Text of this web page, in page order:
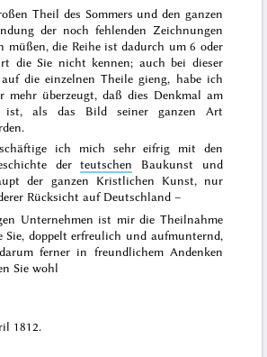
Theil des Sommers und den ganzen
der noch fehlenden Zeichnungen
müßen, die Reihe ist dadurch um 6 oder
die Sie nicht kennen; auch bei dieser
die einzelnen Theile gieng, habe ich
mehr überzeugt, daß dies Denkmal am
ist, als das Bild seiner ganzen Art
ich mich sehr eifrig mit den
derteutschen Baukunst und
der ganzen Kristlichen Kunst, nur
Rücksicht auf Deutschland –
Unternehmen ist mir die Theilnahme
Sie, doppelt erfreulich und aufmunternd,
ferner in freundlichem Andenken
Sie wohl
1812.